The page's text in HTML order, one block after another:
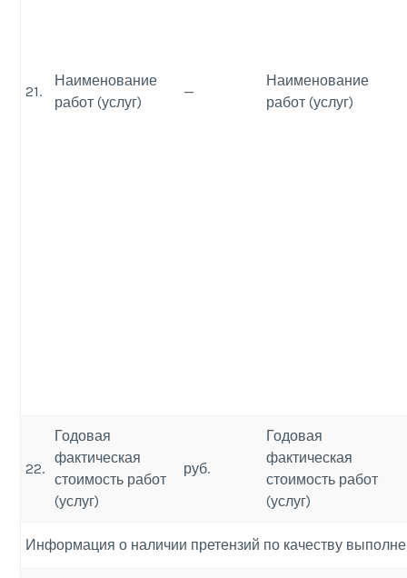
21.
Наименование
работ (услуг)
—
Наименование
работ (услуг)
22.
Годовая
фактическая
стоимость работ
(услуг)
руб.
Годовая
фактическая
стоимость работ
(услуг)
Информация о наличии претензий по качеству